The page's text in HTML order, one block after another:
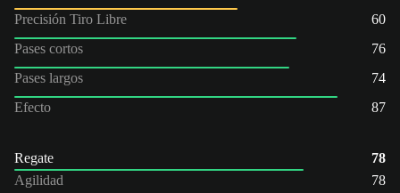
Precisión Tiro Libre
60
Pases cortos
76
Pases largos
74
Efecto
87
Regate
78
Agilidad
78